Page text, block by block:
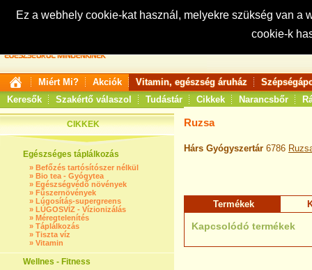
Ez a webhely cookie-kat használ, melyekre szükség van
cookie-k
Keresés:
Miért Mi? Akciók Vitamin, egészség áruház
Keresők
Szakértő válaszol Tudástár Cikkek Narancsbőr
CIKKEK
Egészséges táplálkozás
» Befőzés tartósítószer nélkül
» Bio tea - Gyógytea
» Egészségvédő növények
» Fűszernövények
» Lúgosítás-supergreens
» LÚGOSVÍZ - Vízionizálás
» Méregtelenítés
» Táplálkozás
» Tiszta víz
» Vitamin
Wellnes - Fitness
Ruzsa
Hárs Gyógyszertár 6786
Termékek
Kapcsolódó termékek